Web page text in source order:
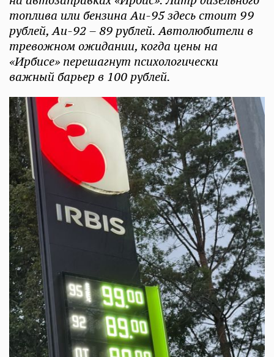
топлива или бензина Аи-95 здесь стоит 99
рублей, Аи-92 – 89 рублей. Автолюбители в
тревожном ожидании, когда цены на
«Ирбисе» перешагнут психологически
важный барьер в 100 рублей.